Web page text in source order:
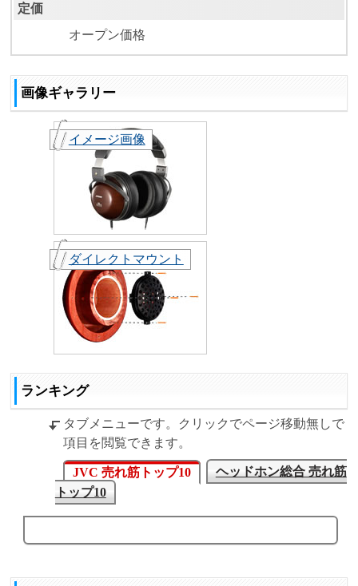
定価
オープン価格
画像ギャラリー
イメージ画像
ダイレクトマウント
ランキング
タブメニューです。クリックでページ移動無しで
項目を閲覧できます。
JVC 売れ筋トップ10
ヘッドホン総合 売れ筋
トップ10